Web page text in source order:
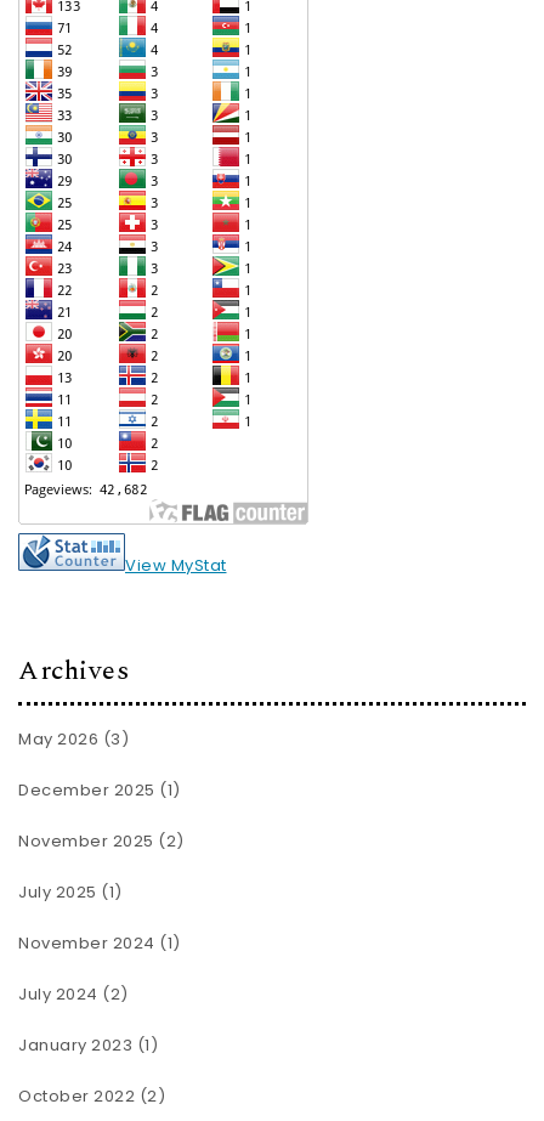
View MyStat
Archives
May 2026 (3)
December 2025 (1)
November 2025 (2)
July 2025 (1)
November 2024 (1)
July 2024 (2)
January 2023 (1)
October 2022 (2)